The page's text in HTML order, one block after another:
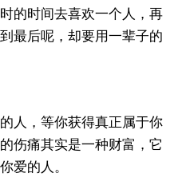
的时间去喜欢一个人，再
最后呢，却要用一辈子的
人，等你获得真正属于你
伤痛其实是一种财富，它
爱的人。